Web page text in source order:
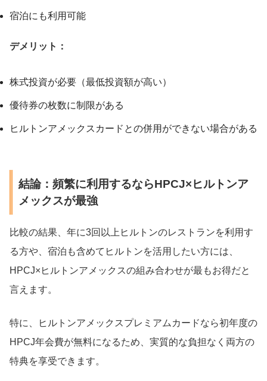
宿泊にも利用可能
デメリット：
株式投資が必要（最低投資額が高い）
優待券の枚数に制限がある
ヒルトンアメックスカードとの併用ができない場合がある
結論：頻繁に利用するならHPCJ×ヒルトンア
メックスが最強
比較の結果、年に3回以上ヒルトンのレストランを利用す
る方や、宿泊も含めてヒルトンを活用したい方には、
HPCJ×ヒルトンアメックスの組み合わせが最もお得だと
言えます。
特に、ヒルトンアメックスプレミアムカードなら初年度の
HPCJ年会費が無料になるため、実質的な負担なく両方の
特典を享受できます。